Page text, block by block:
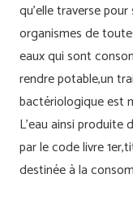
qu’elle traverse
organismes de
eaux qui sont
rendre potable,un
bactériologique est
L’eau ainsi
par le code livre
destinée à la